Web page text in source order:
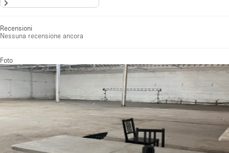
Recensioni
Nessuna recensione ancora
Foto